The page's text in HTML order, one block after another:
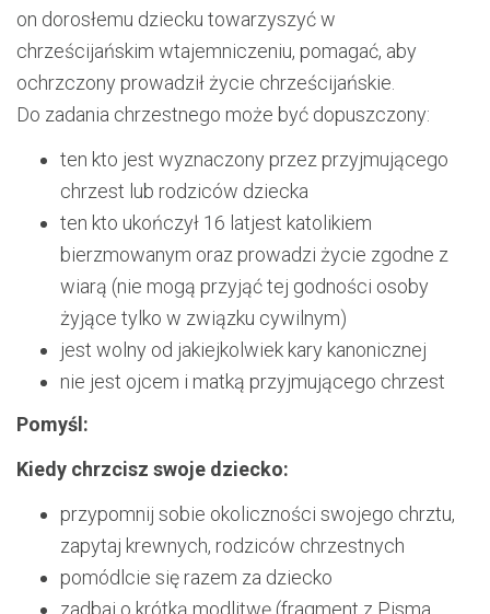
on dorosłemu dziecku towarzyszyć w
chrześcijańskim wtajemniczeniu, pomagać, aby
ochrzczony prowadził życie chrześcijańskie.
Do zadania chrzestnego może być dopuszczony:
ten kto jest wyznaczony przez przyjmującego
chrzest lub rodziców dziecka
ten kto ukończył 16 latjest katolikiem
bierzmowanym oraz prowadzi życie zgodne z
wiarą (nie mogą przyjąć tej godności osoby
żyjące tylko w związku cywilnym)
jest wolny od jakiejkolwiek kary kanonicznej
nie jest ojcem i matką przyjmującego chrzest
Pomyśl:
Kiedy chrzcisz swoje dziecko:
przypomnij sobie okoliczności swojego chrztu,
zapytaj krewnych, rodziców chrzestnych
pomódlcie się razem za dziecko
zadbaj o krótką modlitwę (fragment z Pisma